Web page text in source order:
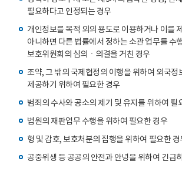
필요하다고 인정되는 경우
개인정보를 목적 외의 용도로 이용하거나 이를
아니하면 다른 법률에서 정하는 소관 업무를 수
보호위원회의 심의ㆍ의결을 거친 경우
조약, 그 밖의 국제협정의 이행을 위하여 외국정
제공하기 위하여 필요한 경우
범죄의 수사와 공소의 제기 및 유지를 위하여 필
법원의 재판업무 수행을 위하여 필요한 경우
형 및 감호, 보호처분의 집행을 위하여 필요한 경
공중위생 등 공공의 안전과 안녕을 위하여 긴급